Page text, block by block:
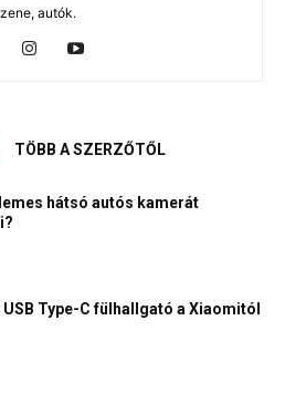
zene, autók.
TÖBB A SZERZŐTŐL
hátsó autós kamerát
USB Type-C fülhallgató a Xiaomitól